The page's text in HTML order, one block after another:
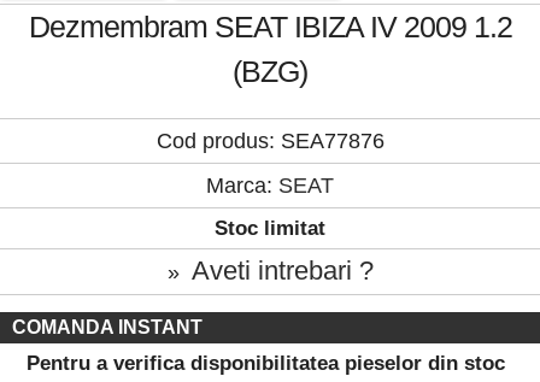
Dezmembram SEAT IBIZA IV 2009 1.2
(BZG)
Cod produs: SEA77876
Marca: SEAT
Stoc limitat
» Aveti intrebari ?
COMANDA INSTANT
Pentru a verifica disponibilitatea pieselor din stoc